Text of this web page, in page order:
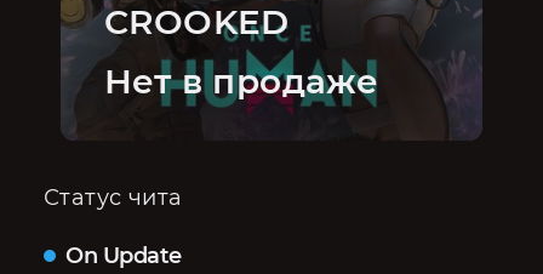
CROOKED
Нет в продаже
Статус чита
On Update